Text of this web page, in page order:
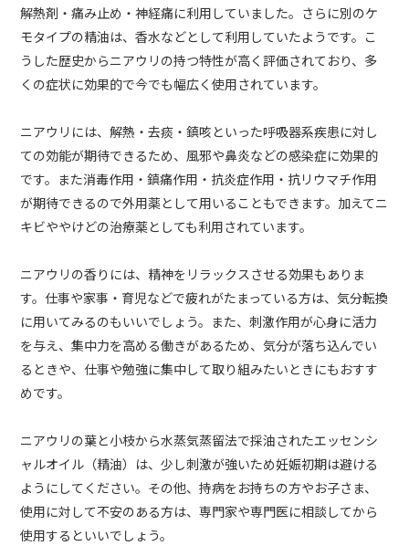
解熱剤・痛み止め・神経痛に利用していました。さらに別のケ
モタイプの精油は、香水などとして利用していたようです。こ
うした歴史からニアウリの持つ特性が高く評価されており、多
くの症状に効果的で今でも幅広く使用されています。
ニアウリには、解熱・去痰・鎮咳といった呼吸器系疾患に対し
ての効能が期待できるため、風邪や鼻炎などの感染症に効果的
です。また消毒作用・鎮痛作用・抗炎症作用・抗リウマチ作用
が期待できるので外用薬として用いることもできます。加えてニ
キビややけどの治療薬としても利用されています。
ニアウリの香りには、精神をリラックスさせる効果もありま
す。仕事や家事・育児などで疲れがたまっている方は、気分転換
に用いてみるのもいいでしょう。また、刺激作用が心身に活力
を与え、集中力を高める働きがあるため、気分が落ち込んでい
るときや、仕事や勉強に集中して取り組みたいときにもおすす
めです。
ニアウリの葉と小枝から水蒸気蒸留法で採油されたエッセンシ
ャルオイル（精油）は、少し刺激が強いため妊娠初期は避ける
ようにしてください。その他、持病をお持ちの方やお子さま、
使用に対して不安のある方は、専門家や専門医に相談してから
使用するといいでしょう。